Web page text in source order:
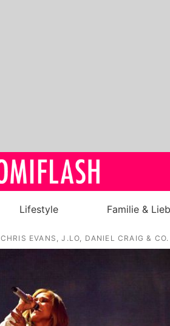
Royals
Stars
Filme & Serien
Lifestyle
Lifestyle Familie &
CHRIS EVANS, J.LO, DANIEL CRAIG &